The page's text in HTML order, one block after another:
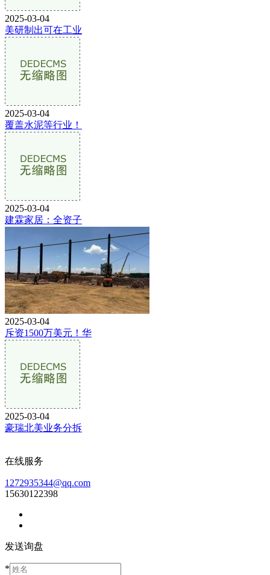
2025-03-04
美研制出可在工业
2025-03-04
覆盖水泥等行业！
2025-03-04
建霖家居：全资子
2025-03-04
斥资1500万美元！华
2025-03-04
豪瑞北美业务分拆
在线服务
1272935344@qq.com
15630122398
发送询盘
*